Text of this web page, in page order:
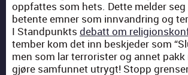
opp­fattes som hets. Dette melder seg
betente emn­er som innvan­dring og
I Stand­punk­ts debatt om
tem­ber kom det inn beskjed­er som
men som lar ter­ror­is­ter og annet
gjøre sam­fun­net utrygt! Stopp